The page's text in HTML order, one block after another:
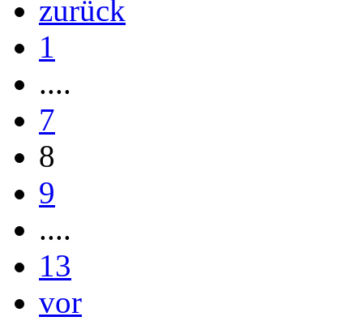
zurück
1
....
7
8
9
....
13
vor